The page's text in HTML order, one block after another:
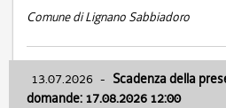
Comune di Lignano Sabbiadoro
13.07.2026 - Scadenza della
domande: 17.08.2026 12:00